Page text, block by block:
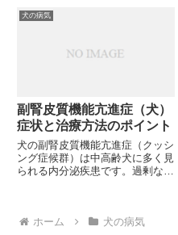
すべきでしょうか？
犬の病気
副腎皮質機能亢進症（犬）
症状と治療方法のポイント
犬の副腎皮質機能亢進症（クッシ
ング症候群）は中高齢犬に多く見
られる内分泌疾患です。過剰なコ
の愛犬に見覚えのある症状はあり
ホーム
犬の病気